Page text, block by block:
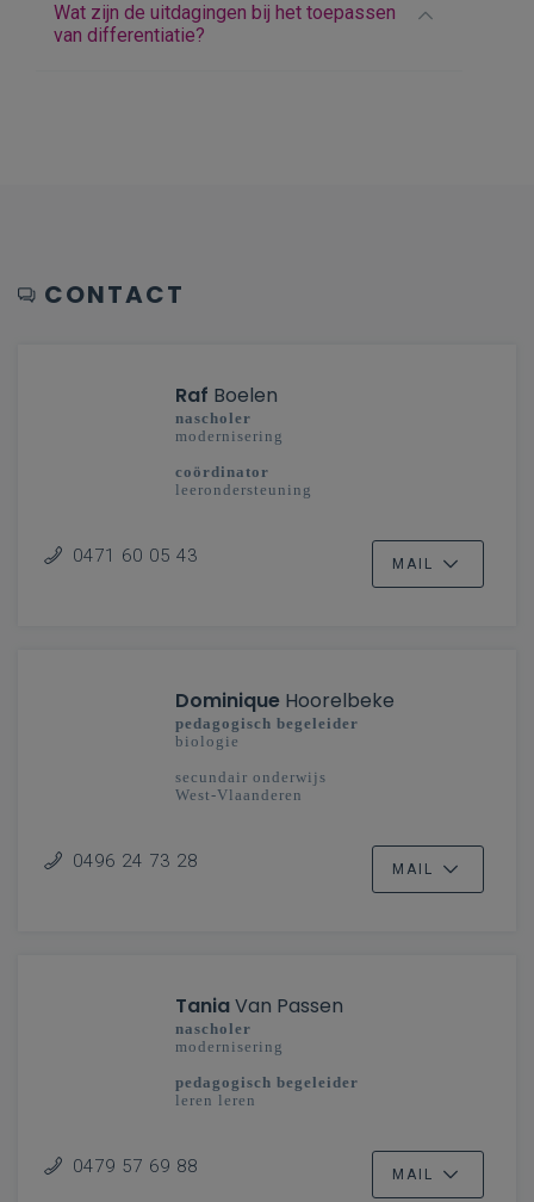
Wat zijn de uitdagingen bij het toepassen
van differentiatie?
CONTACT
Raf Boelen
nascholer
modernisering
coördinator
leerondersteuning
0471 60 05 43 MAIL
Dominique Hoorelbeke
pedagogisch begeleider
biologie
secundair onderwijs
West-Vlaanderen
0496 24 73 28 MAIL
TaniaVan Passen
nascholer
modernisering
pedagogisch begeleider
leren leren
0479 57 69 88 MAIL